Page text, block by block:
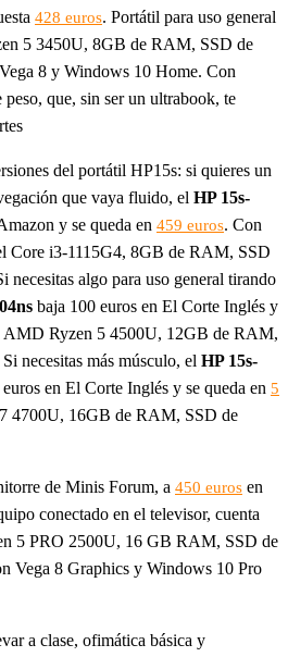
428 euros. Portátil para uso general
5 3450U, 8GB de RAM, SSD de
8 y Windows 10 Home. Con
que, sin ser un ultrabook, te
del portátil HP15s: si quieres un
que vaya fluido, el HP 15s-
y se queda en 459 euros. Con
Core i3-1115G4, 8GB de RAM, SSD
algo para uso general tirando
baja 100 euros en El Corte Inglés y
AMD Ryzen 5 4500U, 12GB de RAM,
necesitas más músculo, el HP 15s-
en El Corte Inglés y se queda en 5
4700U, 16GB de RAM, SSD de
de Minis Forum, a 450 euros en
conectado en el televisor, cuenta
5 PRO 2500U, 16 GB RAM, SSD de
Vega 8 Graphics y Windows 10 Pro
a clase, ofimática básica y